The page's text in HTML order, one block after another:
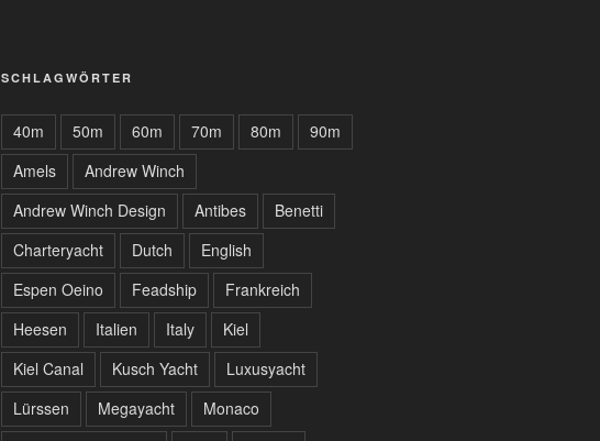
SCHLAGWÖRTER
40m 50m 60m 70m 80m
90m
Amels
Andrew Winch
Andrew Winch Design
Antibes
Benetti
Charteryacht
Dutch
English
Espen Oeino
Feadship
Frankreich
Heesen
Italien Italy
Kiel
Kiel Canal
Kusch Yacht
Luxusyacht
Lürssen
Megayacht
Monaco